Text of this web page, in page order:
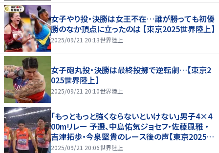
女子やり投・決勝は女王不在…誰が勝っても初優
勝のなか頂点に立ったのは 【東京2025世界陸上】
2025/09/21 20:13世界陸上
女子砲丸投・決勝は最終投擲で逆転劇…【東京2
025世界陸上】
2025/09/21 20:10世界陸上
「もっともっと強くならないといけない」男子4×4
00mリレー 予選、中島佑気ジョセフ・佐藤風雅 ・
吉津拓歩・今泉堅貴のレース後の声【東京2025世
界陸上】
2025/09/21 20:06世界陸上